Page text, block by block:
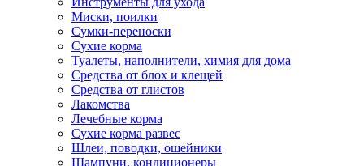
Миски, поилки
Сумки-переноски
Сухие корма
Туалеты, наполнители, химия для дома
Средства от блох и клещей
Средства от глистов
Лакомства
Лечебные корма
Сухие корма развес
Шлеи, поводки, ошейники
Шампуни, кондиционеры